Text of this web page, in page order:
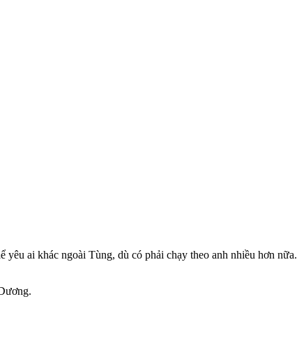
ai khác ngoài Tùng, dù có phải chạy theo anh nhiều hơn nữa.